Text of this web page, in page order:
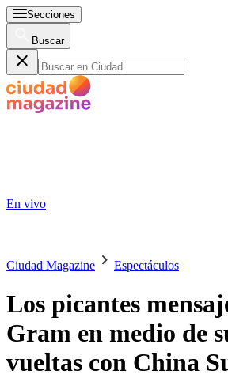
Secciones
Buscar
En vivo
Ciudad Magazine Espectáculos
Los picantes
Gram en medio de
vueltas con China